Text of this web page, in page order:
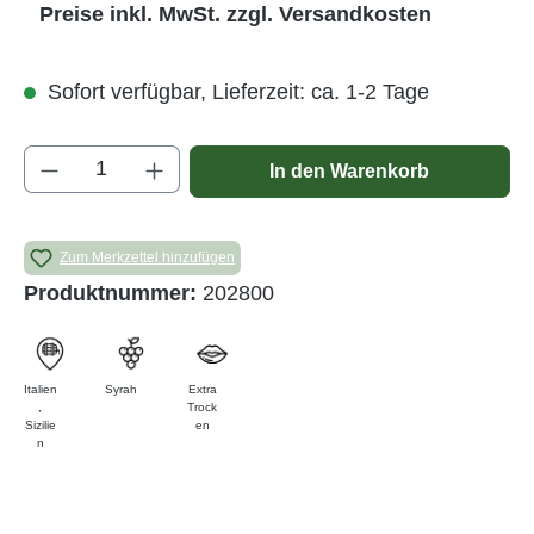
Preise inkl. MwSt. zzgl. Versandkosten
Sofort verfügbar, Lieferzeit: ca. 1-2 Tage
Produkt Anzahl: Gib den gewünschten
In den Warenkorb
Zum Merkzettel hinzufügen
Produktnummer: 202800
Italien
Sizilie
n
Syrah
Extra
Trock
en